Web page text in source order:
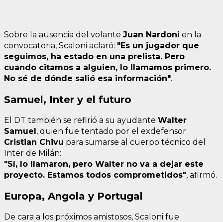
Sobre la ausencia del volante Juan Nardoni en la
convocatoria, Scaloni aclaró: "Es un jugador que
seguimos, ha estado en una prelista. Pero
cuando citamos a alguien, lo llamamos primero.
No sé de dónde salió esa información".
Samuel, Inter y el futuro
El DT también se refirió a su ayudante Walter
Samuel, quien fue tentado por el exdefensor
Cristian Chivu para sumarse al cuerpo técnico del
Inter de Milán:
"Sí, lo llamaron, pero Walter no va a dejar este
proyecto. Estamos todos comprometidos", afirmó.
Europa, Angola y Portugal
De cara a los próximos amistosos, Scaloni fue